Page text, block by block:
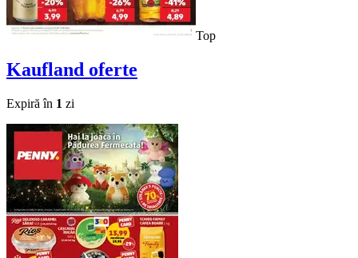
Top
Kaufland oferte
Expiră în 1 zi